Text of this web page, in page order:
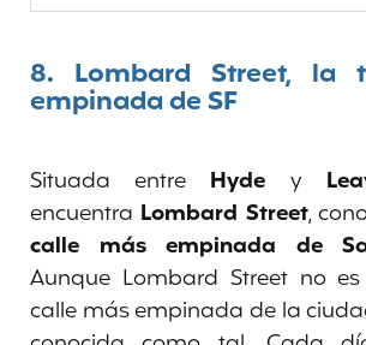
8. Lombard Street, la
empinada de SF
Situada entre Hyde y
encuentra Lombard Street,
calle más empinada de
Aunque Lombard Street no
calle más empinada de la